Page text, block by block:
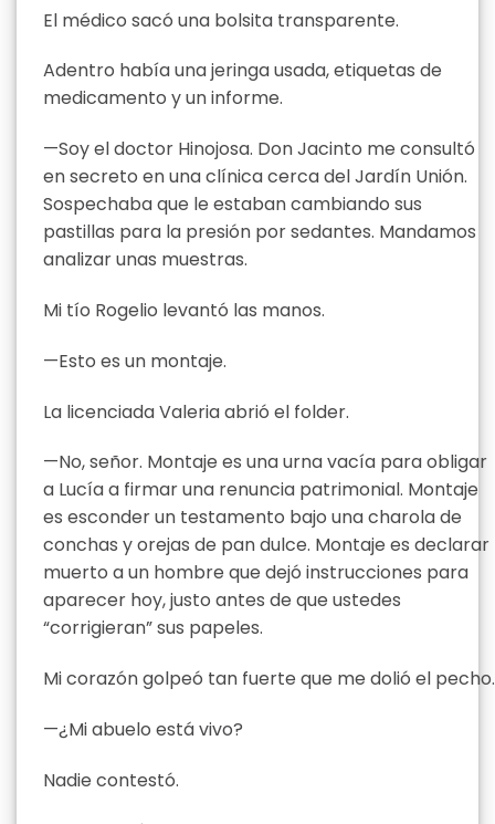
El médico sacó una bolsita transparente.
Adentro había una jeringa usada, etiquetas de
medicamento y un informe.
—Soy el doctor Hinojosa. Don Jacinto me consultó
en secreto en una clínica cerca del Jardín Unión.
Sospechaba que le estaban cambiando sus
pastillas para la presión por sedantes. Mandamos
analizar unas muestras.
Mi tío Rogelio levantó las manos.
—Esto es un montaje.
La licenciada Valeria abrió el folder.
—No, señor. Montaje es una urna vacía para obligar
a Lucía a firmar una renuncia patrimonial. Montaje
es esconder un testamento bajo una charola de
conchas y orejas de pan dulce. Montaje es declarar
muerto a un hombre que dejó instrucciones para
aparecer hoy, justo antes de que ustedes
“corrigieran” sus papeles.
Mi corazón golpeó tan fuerte que me dolió el pecho.
—¿Mi abuelo está vivo?
Nadie contestó.